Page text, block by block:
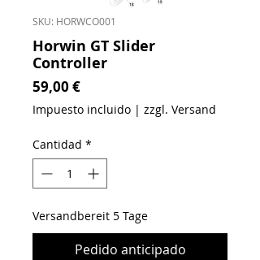
SKU: HORWCO001
Horwin GT Slider
Controller
59,00 €Precio
Impuesto incluido | zzgl. Versand
Cantidad *
Versandbereit 5 Tage
Pedido anticipado